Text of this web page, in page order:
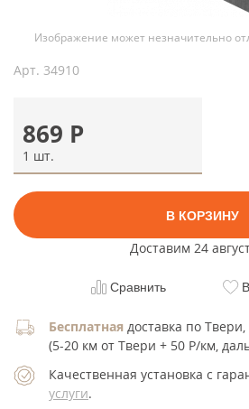
Изображение может незначительно
Арт. 34910
869 Р
1 шт.
В КОРЗИНУ
Доставим 24
Сравнить
Бесплатная доставка по
(5-20 км от Твери + 50 Р/км,
Качественная установка с
услуги.